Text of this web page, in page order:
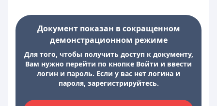
Документ показан в сокращенном
демонстрационном режиме
Для того, чтобы получить доступ к документу,
Вам нужно перейти по кнопке Войти и ввести
логин и пароль. Если у вас нет логина и
пароля, зарегистрируйтесь.